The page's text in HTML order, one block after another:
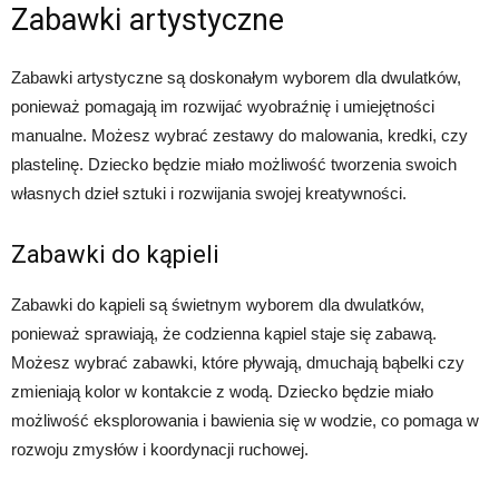
Zabawki artystyczne
Zabawki artystyczne są doskonałym wyborem dla dwulatków,
ponieważ pomagają im rozwijać wyobraźnię i umiejętności
manualne. Możesz wybrać zestawy do malowania, kredki, czy
plastelinę. Dziecko będzie miało możliwość tworzenia swoich
własnych dzieł sztuki i rozwijania swojej kreatywności.
Zabawki do kąpieli
Zabawki do kąpieli są świetnym wyborem dla dwulatków,
ponieważ sprawiają, że codzienna kąpiel staje się zabawą.
Możesz wybrać zabawki, które pływają, dmuchają bąbelki czy
zmieniają kolor w kontakcie z wodą. Dziecko będzie miało
możliwość eksplorowania i bawienia się w wodzie, co pomaga w
rozwoju zmysłów i koordynacji ruchowej.